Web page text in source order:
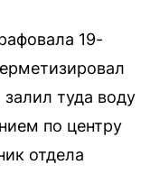
19-
туда воду
по центру
отдела